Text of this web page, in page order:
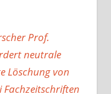
Prof.
neutrale
Löschung von